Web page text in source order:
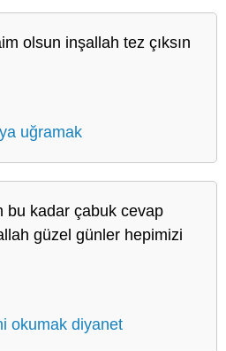
olsun inşallah tez çıksın
uğramak
bu kadar çabuk cevap
güzel günler hepimizi
okumak diyanet